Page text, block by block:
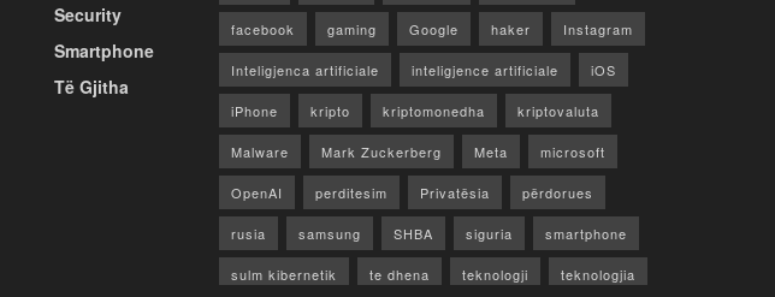
Security
Smartphone
Të Gjitha
facebook gaming Google haker Instagram
Inteligjenca artificiale inteligjence artificiale iOS
iPhone kripto kriptomonedha kriptovaluta
Malware Mark Zuckerberg Meta microsoft
OpenAI perditesim Privatësia përdorues
rusia samsung SHBA siguria smartphone
sulm kibernetik te dhena teknologji teknologjia